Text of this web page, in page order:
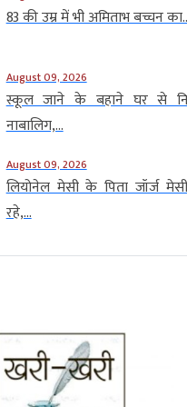
83 की उम्र में भी अमिताभ बच्चन
August 09, 2026
स्कूल जाने के बहाने घर से
नाबालिग,...
August 09, 2026
लियोनेल मेसी के पिता जॉर्ज
रहे,...